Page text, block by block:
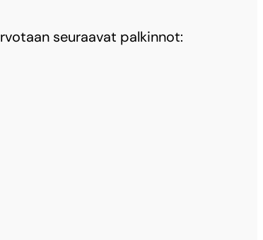
seuraavat palkinnot: